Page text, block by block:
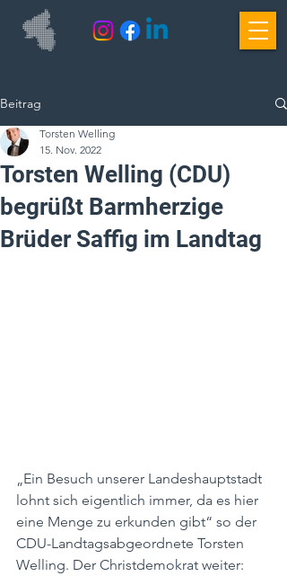
Beitrag
Torsten Welling (CDU)
begrüßt Barmherzige
Brüder Saffig im Landtag
Torsten Welling
15. Nov. 2022
„Ein Besuch unserer Landeshauptstadt
lohnt sich eigentlich immer, da es hier
eine Menge zu erkunden gibt“ so der
CDU-Landtagsabgeordnete Torsten
Welling. Der Christdemokrat weiter: